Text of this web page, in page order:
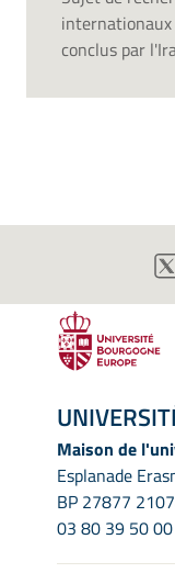
conclus par
Maison de
Esplanade
BP 27877
03 80 39 50 00